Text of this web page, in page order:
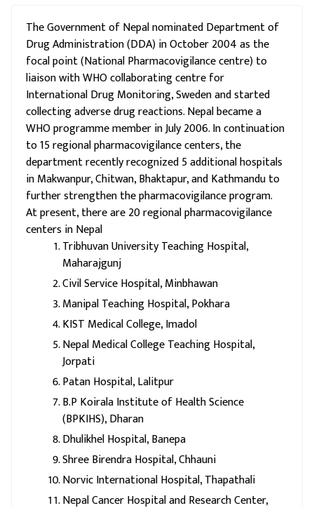
The Government of Nepal nominated Department of
Drug Administration (DDA) in October 2004 as the
focal point (National Pharmacovigilance centre) to
liaison with WHO collaborating centre for
International Drug Monitoring, Sweden and started
collecting adverse drug reactions. Nepal became a
WHO programme member in July 2006. In continuation
to 15 regional pharmacovigilance centers, the
department recently recognized 5 additional hospitals
in Makwanpur, Chitwan, Bhaktapur, and Kathmandu to
further strengthen the pharmacovigilance program.
At present, there are 20 regional pharmacovigilance
centers in Nepal
Tribhuvan University Teaching Hospital,
Maharajgunj
Civil Service Hospital, Minbhawan
Manipal Teaching Hospital, Pokhara
KIST Medical College, Imadol
Nepal Medical College Teaching Hospital,
Jorpati
Patan Hospital, Lalitpur
B.P Koirala Institute of Health Science
(BPKIHS), Dharan
Dhulikhel Hospital, Banepa
Shree Birendra Hospital, Chhauni
Norvic International Hospital, Thapathali
Nepal Cancer Hospital and Research Center,